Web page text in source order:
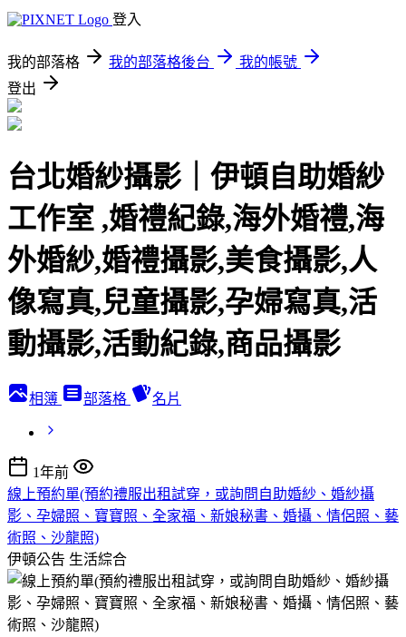
登入
我的部落格 我的部落格後台
我的帳號
登出
台北婚紗攝影｜伊頓自助婚紗
工作室 ,婚禮紀錄,海外婚禮,海
外婚紗,婚禮攝影,美食攝影,人
像寫真,兒童攝影,孕婦寫真,活
動攝影,活動紀錄,商品攝影
相簿 部落格 名片
1年前
線上預約單(預約禮服出租試穿，或詢問自助婚紗、婚紗攝
影、孕婦照、寶寶照、全家福、新娘秘書、婚攝、情侶照、藝
術照、沙龍照)
伊頓公告 生活綜合